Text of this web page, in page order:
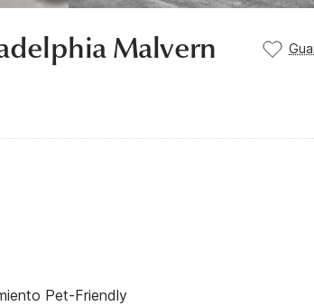
Malvern
Pet-Friendly